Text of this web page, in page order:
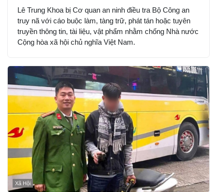
Lê Trung Khoa bị Cơ quan an ninh điều tra Bộ Công an
truy nã với cáo buộc làm, tàng trữ, phát tán hoặc tuyên
truyền thông tin, tài liệu, vật phẩm nhằm chống Nhà nước
Cộng hòa xã hội chủ nghĩa Việt Nam.
Xã Hội